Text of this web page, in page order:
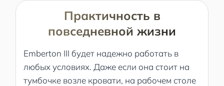
Практичность в
повседневной жизни
Emberton III будет надежно работать в
любых условиях. Даже если она стоит на
тумбочке возле кровати, на рабочем столе